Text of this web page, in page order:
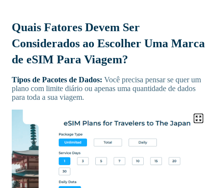
Quais Fatores Devem Ser
Considerados ao Escolher Uma Marca
de eSIM Para Viagem?
Tipos de Pacotes de Dados: Você precisa pensar se quer um
plano com limite diário ou apenas uma quantidade de dados
para toda a sua viagem.